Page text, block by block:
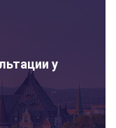
у